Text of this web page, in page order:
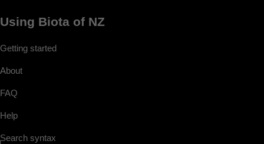
Using Biota of NZ
Getting started
About
FAQ
Help
Search syntax